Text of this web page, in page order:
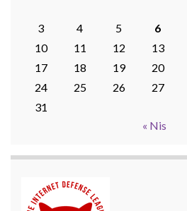
3
4 5 6
10
11 12 13
17
18 19 20
24
25 26 27
31
« Nis